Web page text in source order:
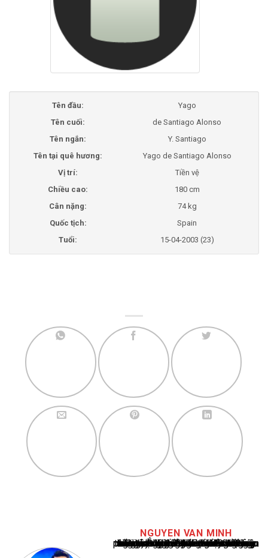
Tên đầu:
Yago
Tên cuối:
de Santiago Alonso
Tên ngắn:
Y. Santiago
Tên tại quê hương:
Yago de Santiago Alonso
Vị trí:
Tiền vệ
Chiều cao:
180 cm
Cân nặng:
74 kg
Quốc tịch:
Spain
Tuổi:
15-04-2003 (23)
NGUYEN VAN MINH
Nguyễn Văn Minh là một trong những chuyên gia hàng đầu về báo cáo tin tức thể thao tại Việt Nam, với hơn 10 năm hoạt động trong ngành. Ông có kiến thức sâu rộng và kinh nghiệm đáng kể trong việc phân tích và báo cáo về các sự kiện thể thao hàng đầu. Sự hiểu biết sâu sắc của ông về ngành này đã giúp ông xây dựng uy tín và danh tiếng trong cộng đồng báo chí thể thao.